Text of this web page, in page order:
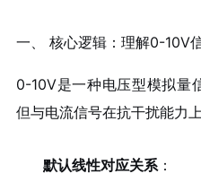
一、 核心逻辑：理解0-10V
0-10V是一种电压型模拟量
但与电流信号在抗干扰能力上
默认线性对应关系：